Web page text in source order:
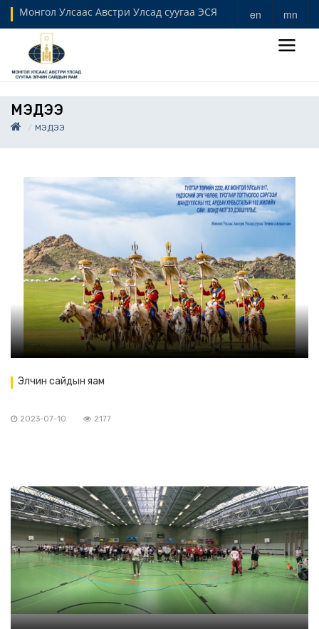
Монгол Улсаас Австри Улсад суугаа ЭСЯ en mn
МЭДЭЭ
МЭДЭЭ
Элчин сайдын яам
2023-07-10 2177